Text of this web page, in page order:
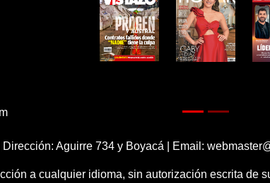
Aguirre 734 y Boyacá | Email:
a cualquier idioma, sin autorización escrita de